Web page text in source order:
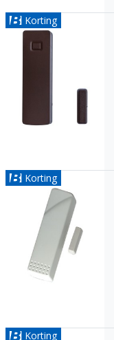
Korting
Korting
Korting